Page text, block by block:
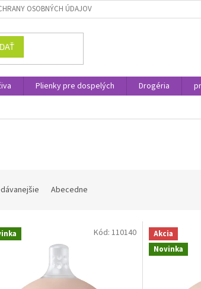
OSOBNÝCH ÚDAJOV
Plienky pre dospelých Drogéria
Abecedne
Kód: 110140
Akcia
Novinka